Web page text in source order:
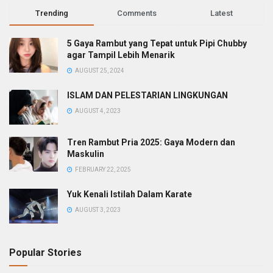
Trending Comments Latest
5 Gaya Rambut yang Tepat untuk Pipi Chubby
agar Tampil Lebih Menarik
AUGUST 25, 2024
ISLAM DAN PELESTARIAN LINGKUNGAN
AUGUST 4, 2023
Tren Rambut Pria 2025: Gaya Modern dan
Maskulin
FEBRUARY 22, 2025
Yuk Kenali Istilah Dalam Karate
AUGUST 3, 2023
Popular Stories